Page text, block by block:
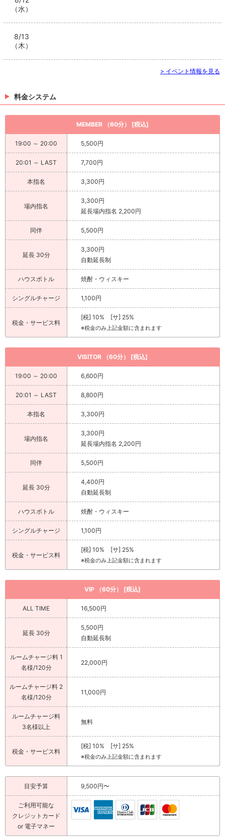
（水）
8/13
（木）
> イベント情報を見る
料金システム
MEMBER （60分） [税込]
19:00 ～ 20:00 5,500円
20:01 ～ LAST 7,700円
本指名 3,300円
場内指名
3,300円
延長場内指名 2,200円
同伴 5,500円
延長 30分
3,300円
自動延長制
ハウスボトル 焼酎・ウィスキー
シングルチャージ 1,100円
税金・サービス料
[税] 10% [サ] 25%
※税金のみ上記金額に含まれます
VISITOR （60分） [税込]
19:00 ～ 20:00 6,600円
20:01 ～ LAST 8,800円
本指名 3,300円
場内指名
3,300円
延長場内指名 2,200円
同伴 5,500円
延長 30分
4,400円
自動延長制
ハウスボトル 焼酎・ウィスキー
シングルチャージ 1,100円
税金・サービス料
[税] 10% [サ] 25%
※税金のみ上記金額に含まれます
VIP （60分） [税込]
ALL TIME 16,500円
延長 30分
5,500円
自動延長制
ルームチャージ料 1
名様/120分
22,000円
ルームチャージ料 2
名様/120分
11,000円
ルームチャージ料
3名様以上
無料
税金・サービス料
[税] 10% [サ] 25%
※税金のみ上記金額に含まれます
目安予算 9,500円〜
ご利用可能な
クレジットカード
or 電子マネー